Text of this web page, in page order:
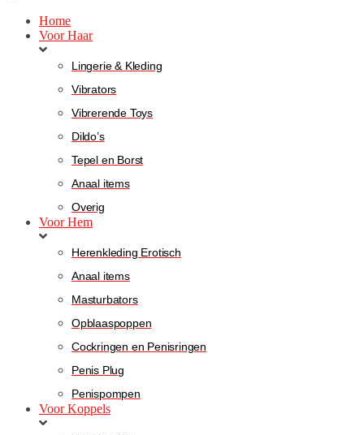
Home
Voor Haar
Lingerie & Kleding
Vibrators
Vibrerende Toys
Dildo’s
Tepel en Borst
Anaal items
Overig
Voor Hem
Herenkleding Erotisch
Anaal items
Masturbators
Opblaaspoppen
Cockringen en Penisringen
Penis Plug
Penispompen
Voor Koppels